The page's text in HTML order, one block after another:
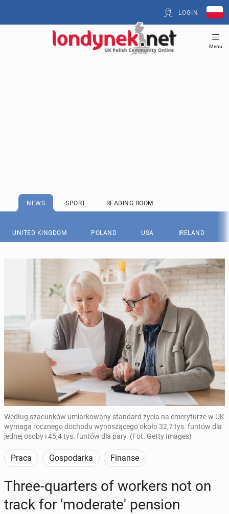
LOGIN
Menu
NEWS SPORT READING ROOM
UNITED KINGDOM POLAND USA IRELAND
Według szacunków umiarkowany standard życia na emeryturze w UK
wymaga rocznego dochodu wynoszącego około 32,7 tys. funtów dla
jednej osoby i 45,4 tys. funtów dla pary. (Fot. Getty Images)
Praca Gospodarka Finanse
Three-quar­ters of workers not on
track for 'mod­er­ate' pension